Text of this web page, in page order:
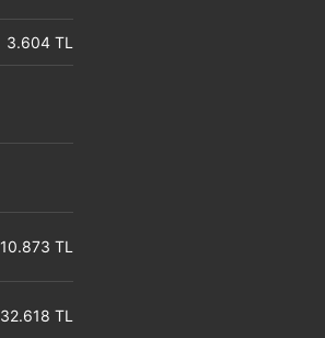
3.604 TL
10.873 TL
32.618 TL